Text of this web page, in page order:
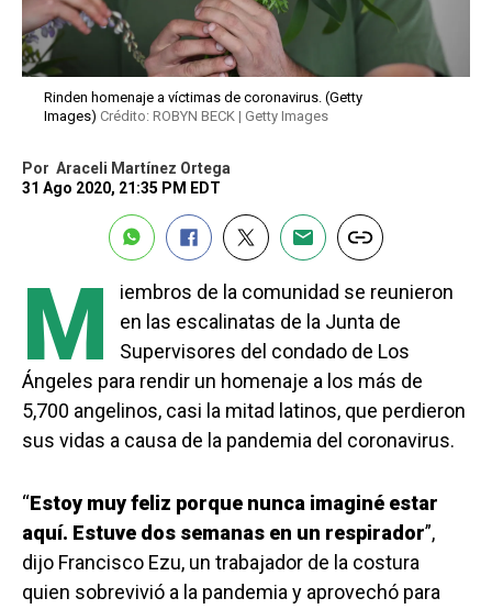
Rinden homenaje a víctimas de coronavirus. (Getty
Images) Crédito: ROBYN BECK | Getty Images
Por Araceli Martínez Ortega
31 Ago 2020, 21:35 PM EDT
M
iembros de la comunidad se reunieron
en las escalinatas de la Junta de
Supervisores del condado de Los
Ángeles para rendir un homenaje a los más de
5,700 angelinos, casi la mitad latinos, que perdieron
sus vidas a causa de la pandemia del coronavirus.
“Estoy muy feliz porque nunca imaginé estar
aquí. Estuve dos semanas en un respirador”,
dijo Francisco Ezu, un trabajador de la costura
quien sobrevivió a la pandemia y aprovechó para